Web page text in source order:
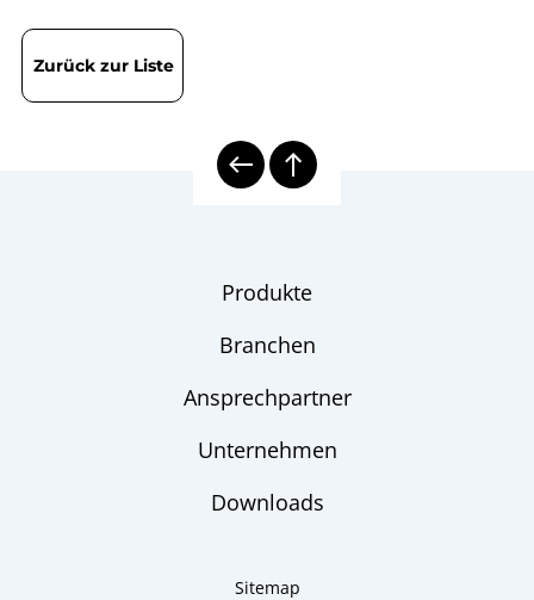
Zurück zur Liste
Produkte
Branchen
Ansprechpartner
Unternehmen
Downloads
Sitemap